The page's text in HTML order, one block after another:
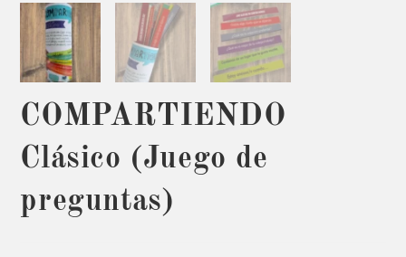
COMPARTIENDO
Clásico (Juego de
preguntas)